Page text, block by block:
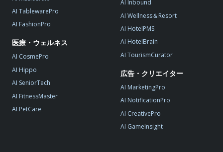
AI TablewarePro
AI FashionPro
医療・ウェルネス
AI CosmePro
AI Hippo
AI SeniorTech
AI FitnessMaster
AI PetCare
AI Inbound
AI Wellness＆Resort
AI HotelPMS
AI HotelBrain
AI TourismCurator
広告・クリエイター
AI MarketingPro
AI NotificationPro
AI CreativePro
AI GameInsight